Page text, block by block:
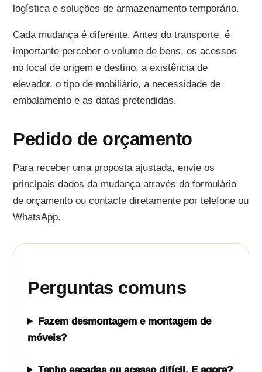
logística e soluções de armazenamento temporário.
Cada mudança é diferente. Antes do transporte, é
importante perceber o volume de bens, os acessos
no local de origem e destino, a existência de
elevador, o tipo de mobiliário, a necessidade de
embalamento e as datas pretendidas.
Pedido de orçamento
Para receber uma proposta ajustada, envie os
principais dados da mudança através do formulário
de orçamento ou contacte diretamente por telefone ou
WhatsApp.
Perguntas comuns
Fazem desmontagem e montagem de
móveis?